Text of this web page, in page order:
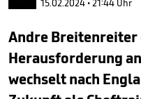
seconds
15.02.2024 • 21:44 Uhr
Andre Breitenreiter
Herausforderung
wechselt nach